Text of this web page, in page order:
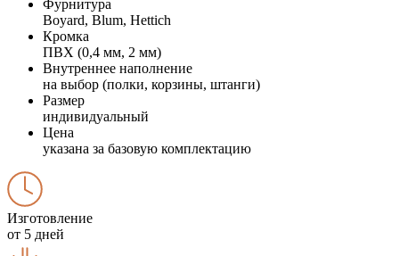
Фурнитура
Boyard, Blum, Hettich
Кромка
ПВХ (0,4 мм, 2 мм)
Внутреннее наполнение
на выбор (полки, корзины, штанги)
Размер
индивидуальный
Цена
указана за базовую комплектацию
Изготовление
от 5 дней